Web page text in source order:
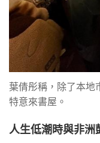
葉倩彤稱，除了本地
特意來書屋。
人生低潮時與非洲